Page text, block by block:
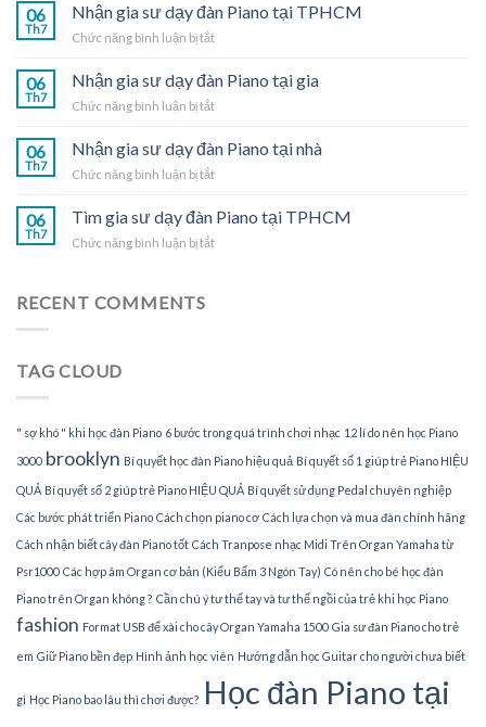
đàn
tại
06
Th7
Nhận gia sư dạy đàn Piano tại TPHCM
Chức năng bình luận bị tắtở
gia
dạy
Piano
06
Th7
Nhận gia sư dạy đàn Piano tại gia
Chức năng bình luận bị tắtở
gia
dạy
Piano
06
Th7
Nhận gia sư dạy đàn Piano tại nhà
Chức năng bình luận bị tắtở
gia
dạy
06
Th7
Tìm gia sư dạy đàn Piano tại TPHCM
Chức năng bình luận bị tắtở
RECENT COMMENTS
TAG CLOUD
" sợ khó " khi học đàn Piano 6 bước trong quá trình chơi nhạc 12 lí do nên học Piano
3000 brooklyn Bí quyết học đàn Piano hiệu quả Bí quyết số 1 giúp trẻ Piano HIỆU
QUẢ Bí quyết số 2 giúp trẻ Piano HIỆU QUẢ Bí quyết sử dụng Pedal chuyên nghiệp
Các bước phát triển Piano Cách chọn piano cơ Cách lựa chọn và mua đàn chính hãng
Cách nhận biết cây đàn Piano tốt Cách Tranpose nhạc Midi Trên Organ Yamaha từ
Psr1000 Các hợp âm Organ cơ bản (Kiểu Bấm 3 Ngón Tay) Có nên cho bé học đàn
Piano trên Organ không ? Cần chú ý tư thế tay và tư thế ngồi của trẻ khi học Piano
fashion Format USB để xài cho cây Organ Yamaha 1500 Gia sư đàn Piano cho trẻ
em Giữ Piano bền đẹp Hình ảnh học viên Hướng dẫn học Guitar cho người chưa biết
gì Học Piano bao lâu thì chơi được? Học đàn Piano tại